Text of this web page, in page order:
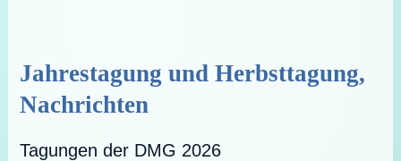
Jahrestagung und Herbsttagung,
Nachrichten
Tagungen der DMG 2026